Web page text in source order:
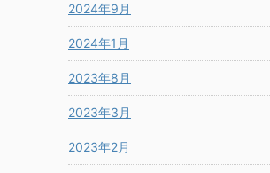
2024年9月
2024年1月
2023年8月
2023年3月
2023年2月